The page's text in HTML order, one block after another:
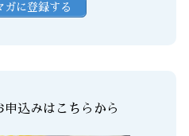
ガに登録する
込みはこちらから